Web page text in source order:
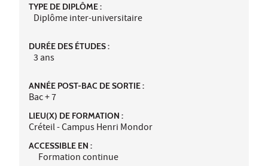
TYPE DE DIPLÔME :
Diplôme inter-universitaire
DURÉE DES ÉTUDES :
3 ans
ANNÉE POST-BAC DE SORTIE :
Bac + 7
LIEU(X) DE FORMATION :
Créteil - Campus Henri Mondor
ACCESSIBLE EN :
Formation continue